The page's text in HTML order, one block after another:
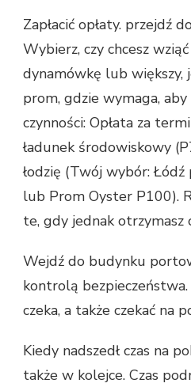
Zapłacić opłaty. przejdź
Wybierz, czy chcesz
dynamówkę lub większy,
prom, gdzie wymaga,
czynności: Opłata za
ładunek środowiskowy
łodzię (Twój wybór:
lub Prom Oyster P100).
te, gdy jednak otrzymasz
Wejdź do budynku
kontrolą
czeka, a także czekać na
Kiedy nadszedł czas na
także w kolejce. Czas